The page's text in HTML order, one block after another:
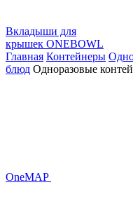
Вкладыши для
крышек ONEBOWL
Главная Контейнеры
блюд Одноразовые
OneMAP